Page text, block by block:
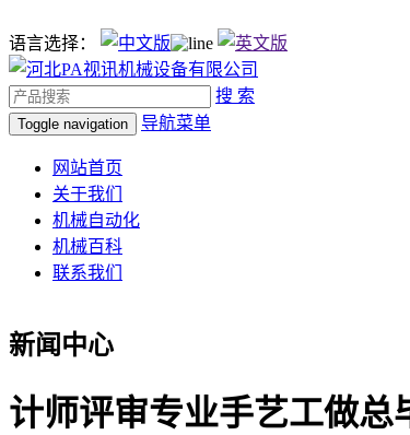
语言选择：
搜 索
Toggle navigation 导航菜单
网站首页
关于我们
机械自动化
机械百科
联系我们
新闻中心
计师评审专业手艺工做总